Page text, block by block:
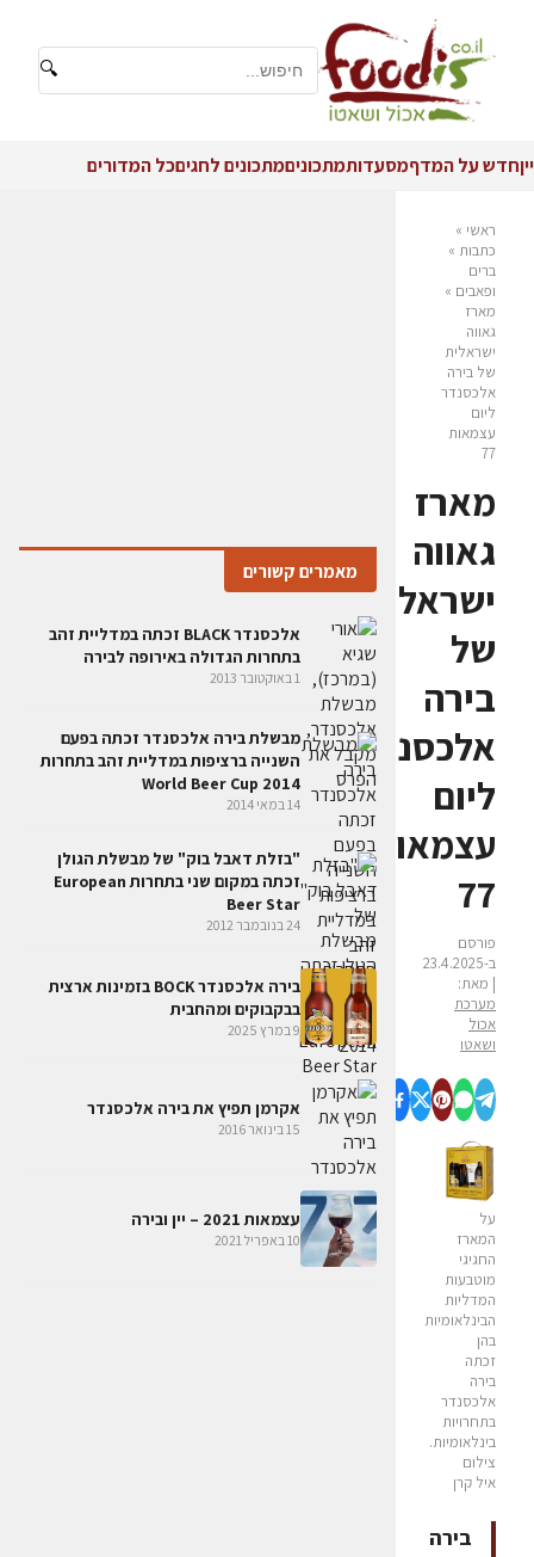
🔍
ייןחדש על המדףמסעדותמתכוניםמתכונים לחגיםכל המדורים
ראשי »
כתבות »
ברים
ופאבים »
מארז
גאווה
ישראלית
של בירה
אלכסנדר
ליום
עצמאות
77
מארז
גאווה
ישראלית
של
בירה
אלכסנדר
ליום
עצמאות
77
פורסם
ב-23.4.2025
| מאת:
מערכת
אכול
ושאטו
על
המארז
החגיגי
מוטבעות
המדליות
הבינלאומיות
בהן
זכתה
בירה
אלכסנדר
בתחרויות
בינלאומיות.
צילום
איל קרן
בירה
מאמרים קשורים
אלכסנדר BLACK זכתה במדליית זהב
בתחרות הגדולה באירופה לבירה
1 באוקטובר 2013
מבשלת בירה אלכסנדר זכתה בפעם
השנייה ברציפות במדליית זהב בתחרות
World Beer Cup 2014
14 במאי 2014
"בזלת דאבל בוק" של מבשלת הגולן
זכתה במקום שני בתחרות European
Beer Star
24 בנובמבר 2012
בירה אלכסנדר BOCK בזמינות ארצית
בבקבוקים ומהחבית
9 במרץ 2025
אקרמן תפיץ את בירה אלכסנדר
15 בינואר 2016
עצמאות 2021 – יין ובירה
10 באפריל 2021